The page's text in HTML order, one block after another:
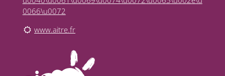
0066\u0072
www.aitre.fr